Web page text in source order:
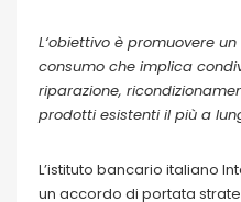
L‘obiettivo è promuovere
consumo che implica
riparazione,
prodotti esistenti il più a
L’istituto bancario italiano
un accordo di portata